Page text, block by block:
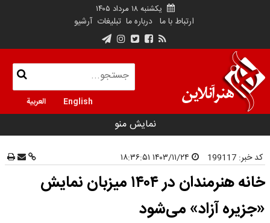
یکشنبه ۱۸ مرداد ۱۴۰۵
ارتباط با ما درباره ما تبلیغات آرشیو
English العربية
نمایش منو
کد خبر: 199117
خانه هنرمندان در ۱۴۰۴ میزبان نمایش
«جزیره آزاد» می‌شود